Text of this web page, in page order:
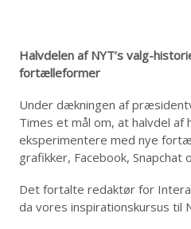
Halvdelen af NYT’s valg-
fortælleformer
Under dækningen af
Times et mål om, at halvdel af
eksperimentere med nye
grafikker, Facebook, Snapchat
Det fortalte redaktør for
da vores inspirationskursus til